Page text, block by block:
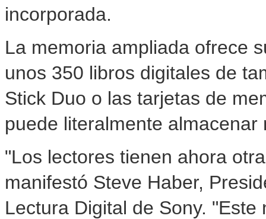
incorporada.
La memoria ampliada ofrece
unos 350 libros digitales de
Stick Duo o las tarjetas de
puede literalmente
"Los lectores tienen ahora
manifestó Steve Haber,
Lectura Digital de Sony.